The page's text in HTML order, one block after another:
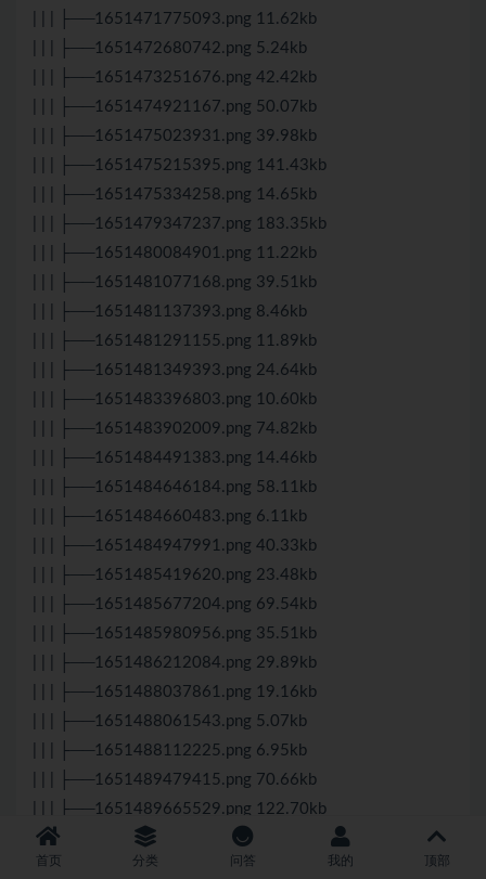
| | | ├──1651471775093.png 11.62kb
| | | ├──1651472680742.png 5.24kb
| | | ├──1651473251676.png 42.42kb
| | | ├──1651474921167.png 50.07kb
| | | ├──1651475023931.png 39.98kb
| | | ├──1651475215395.png 141.43kb
| | | ├──1651475334258.png 14.65kb
| | | ├──1651479347237.png 183.35kb
| | | ├──1651480084901.png 11.22kb
| | | ├──1651481077168.png 39.51kb
| | | ├──1651481137393.png 8.46kb
| | | ├──1651481291155.png 11.89kb
| | | ├──1651481349393.png 24.64kb
| | | ├──1651483396803.png 10.60kb
| | | ├──1651483902009.png 74.82kb
| | | ├──1651484491383.png 14.46kb
| | | ├──1651484646184.png 58.11kb
| | | ├──1651484660483.png 6.11kb
| | | ├──1651484947991.png 40.33kb
| | | ├──1651485419620.png 23.48kb
| | | ├──1651485677204.png 69.54kb
| | | ├──1651485980956.png 35.51kb
| | | ├──1651486212084.png 29.89kb
| | | ├──1651488037861.png 19.16kb
| | | ├──1651488061543.png 5.07kb
| | | ├──1651488112225.png 6.95kb
| | | ├──1651489479415.png 70.66kb
| | | ├──1651489665529.png 122.70kb
| | | ├──1651489804372.png 122.74kb
| | | ├──1651497107521.png 98.66kb
首页 分类 问答 我的 顶部